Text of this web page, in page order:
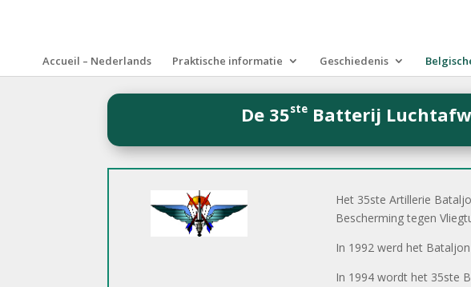
Accueil – Nederlands Praktische informatie Geschiedenis
De 35steBatterij
Het 35ste Artillerie
Bescherming tegen
In 1992 werd het
In 1994 wordt het 35ste